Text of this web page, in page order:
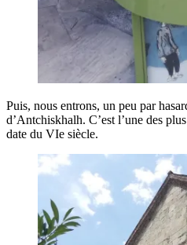
Puis, nous entrons, un peu par
d’Antchiskhalh. C’est l’une des
date du VIe siècle.